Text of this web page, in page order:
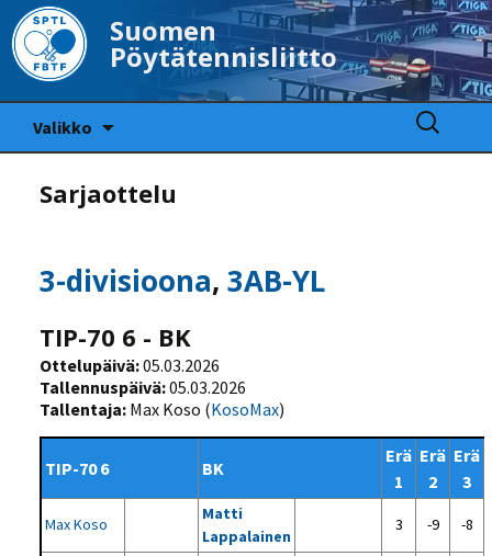
Suomen
Pöytätennisliitto
Valikko
Haku:
Sarjaottelu
3-divisioona,3AB-YL
TIP-70 6 - BK
Ottelupäivä:05.03.2026
Tallennuspäivä:05.03.2026
Tallentaja: Max Koso (KosoMax)
TIP-70 6 BK
Erä
1
Erä
2
Erä
3
Max Koso
Matti
Lappalainen
3 -9 -8